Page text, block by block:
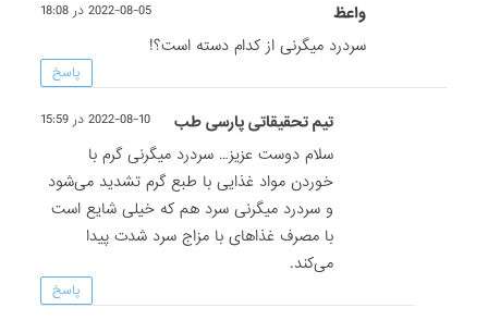
واعظ 2022-08-05 در 18:08
سردرد میگرنی از کدام دسته است؟!
پاسخ
تیم تحقیقاتی پارسی طب 2022-08-10 در 15:59
سلام دوست عزیز… سردرد میگرنی گرم با
خوردن مواد غذایی با طبع گرم تشدید می‌شود
و سردرد میگرنی سرد هم که خیلی شایع است
با مصرف غذا‌های با مزاج سرد شدت پیدا
می‌کند.
پاسخ